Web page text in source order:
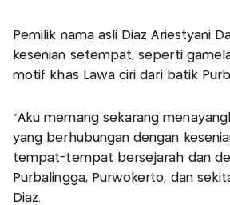
Pemilik nama asli Diaz Ariestyani
kesenian setempat, seperti
motif khas Lawa ciri dari batik
"Aku memang sekarang
yang berhubungan dengan
tempat-tempat bersejarah dan
Purbalingga, Purwokerto, dan
Diaz.